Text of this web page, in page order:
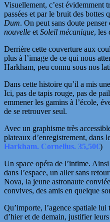
Visuellement, c’est évidemment
passées et par le bruit des bottes
Dum. On peut sans doute
nouvelle et Soleil mécanique, les
Derrière cette couverture aux
plus à l’image de ce qui nous
Harkham, peu connu sous nos
Dans cette histoire qu’il a mis
Ici, pas de tapis rouge, pas de
emmener les gamins à l’école,
de se retrouver seul.
Avec un graphisme très
plateaux d’enregistrement, dans
Harkham. Cornelius. 35,50€)
Un space opéra de l’intime.
dans l’espace, un aller sans
Nova, la jeune astronaute
convives, des amis en quelque
Qu’importe, l’agence spatiale
d’hier et de demain, justifier